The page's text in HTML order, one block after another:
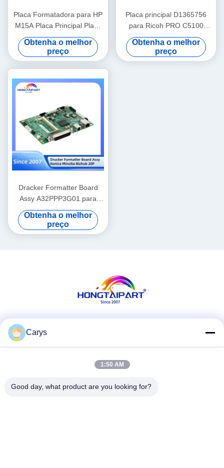
Placa Formatadora para HP
M15A Placa Principal Placa
Principal Peças de
Reposição Hongtaipart
Obtenha o melhor
preço
Placa principal D1365756
para Ricoh PRO C5100
Placa formatadora PCB
Peças sobressalentes
Hongtaipart
Obtenha o melhor
preço
Dracker Formatter Board
Assy A32PPP3G01 para
Konica Minolta Bizhub 20P
Obtenha o melhor
preço
Carys
1:50 AM
Good day, what product are you looking for?